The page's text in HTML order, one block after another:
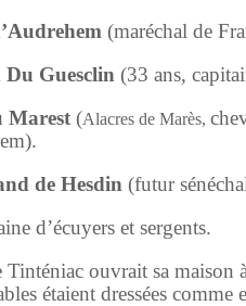
(maréchal de
Guesclin (33 ans,
Marest (Alacres de Marès,
de Hesdin (futur
d’écuyers et sergents.
Tinténiac ouvrait sa maison
étaient dressées